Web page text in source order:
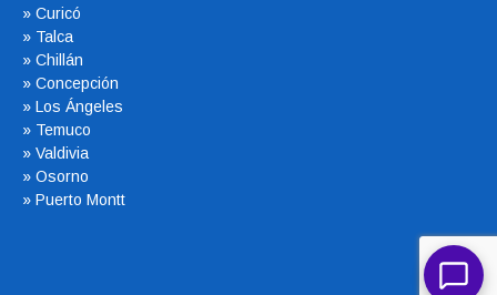
» Curicó
» Talca
» Chillán
» Concepción
» Los Ángeles
» Temuco
» Valdivia
» Osorno
» Puerto Montt